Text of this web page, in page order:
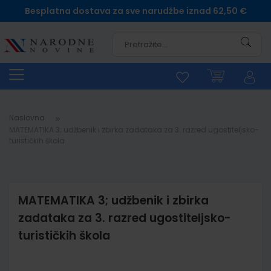
Besplatna dostava za sve narudžbe iznad 62,50 €
Naslovna
MATEMATIKA 3; udžbenik i zbirka
zadataka za 3. razred ugostiteljsko-
turističkih škola